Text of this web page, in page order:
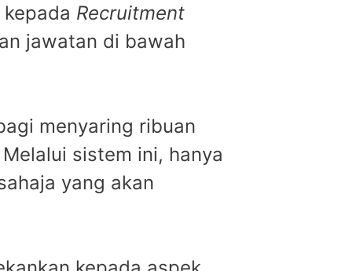
Recruitment
jawatan di bawah
menyaring ribuan
sistem ini, hanya
yang akan